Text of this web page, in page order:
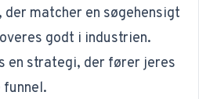
matcher en søgehensigt
godt i industrien.
en strategi, der fører jeres
funnel.